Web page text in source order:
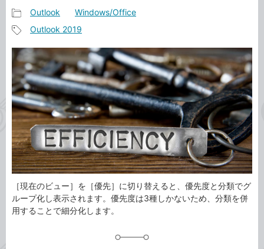
事
カ
テ
ゴ
リ
Outlook Windows/Office
事
タ
グ
Outlook 2019
［現在のビュー］を［優先］に切り替えると、優先度と分類でグ
ループ化し表示されます。優先度は3種しかないため、分類を併
用することで細分化します。